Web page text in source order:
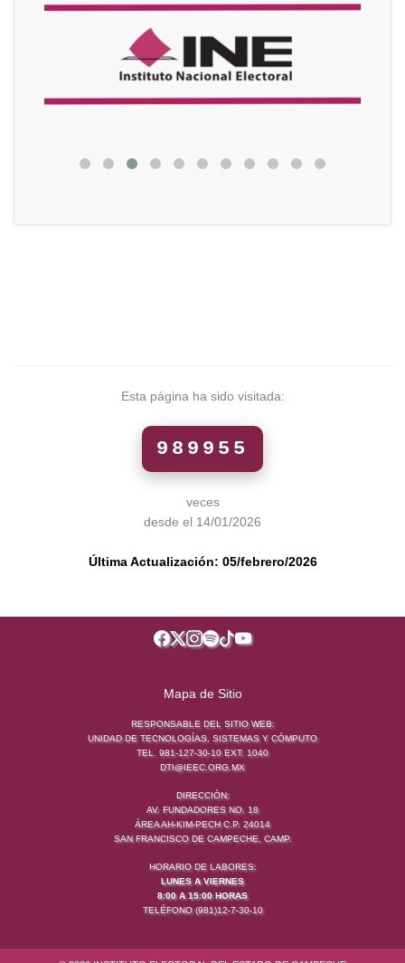
Esta página ha sido visitada:
989955
veces
desde el 14/01/2026
Última Actualización: 05/febrero/2026
Mapa de Sitio
RESPONSABLE DEL SITIO WEB:
UNIDAD DE TECNOLOGÍAS, SISTEMAS Y CÓMPUTO
TEL. 981-127-30-10 EXT. 1040
DTI@IEEC.ORG.MX
DIRECCIÓN:
AV. FUNDADORES NO. 18
ÁREA AH-KIM-PECH C.P. 24014
SAN FRANCISCO DE CAMPECHE, CAMP.
HORARIO DE LABORES:
LUNES A VIERNES
8:00 A 15:00 HORAS
TELÉFONO (981)12-7-30-10